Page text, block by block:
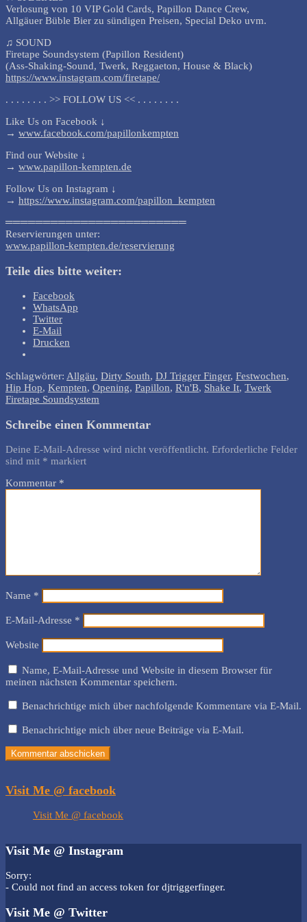
Verlosung von 10 VIP Gold Cards, Papillon Dance Crew,
Allgäuer Büble Bier zu sündigen Preisen, Special Deko uvm.
♫ SOUND
Firetape Soundsystem (Papillon Resident)
(Ass-Shaking-Sound, Twerk, Reggaeton, House & Black)
https://www.instagram.com/firetape/
. . . . . . . . >> FOLLOW US << . . . . . . . .
Like Us on Facebook ↓
→ www.facebook.com/papillonkempten
Find our Website ↓
→ www.papillon-kempten.de
Follow Us on Instagram ↓
→ https://www.instagram.com/papillon_kempten
════════════════════════
Reservierungen unter:
www.papillon-kempten.de/reservierung
Teile dies bitte weiter:
Facebook
WhatsApp
Twitter
E-Mail
Drucken
Schlagwörter: Allgäu, Dirty South, DJ Trigger Finger, Festwochen,
Hip Hop, Kempten, Opening, Papillon, R'n'B, Shake It, Twerk
Firetape Soundsystem
Schreibe einen Kommentar
Deine E-Mail-Adresse wird nicht veröffentlicht. Erforderliche Felder
sind mit * markiert
Kommentar *
Name *
E-Mail-Adresse *
Website
Name, E-Mail-Adresse und Website in diesem Browser für
meinen nächsten Kommentar speichern.
Benachrichtige mich über nachfolgende Kommentare via E-Mail.
Benachrichtige mich über neue Beiträge via E-Mail.
Visit Me @ facebook
Visit Me @ facebook
Visit Me @ Instagram
Sorry:
- Could not find an access token for djtriggerfinger.
Visit Me @ Twitter